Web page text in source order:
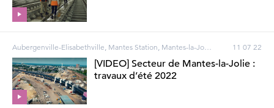
11 07 22
[VIDEO] Secteur de Mantes-la-Jolie :
travaux d’été 2022